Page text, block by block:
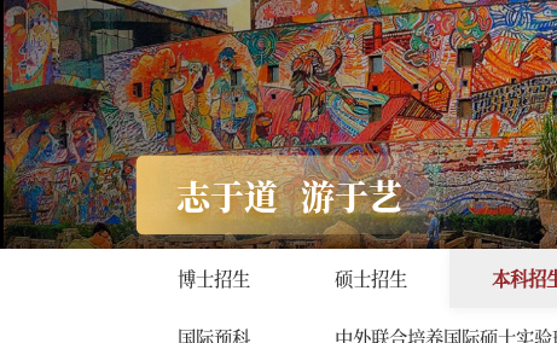
志于道 游于艺
招生工作 首页 > 本科招生
博士招生 硕士招生 本科招
国际预科 中外联合培养国际硕士实验